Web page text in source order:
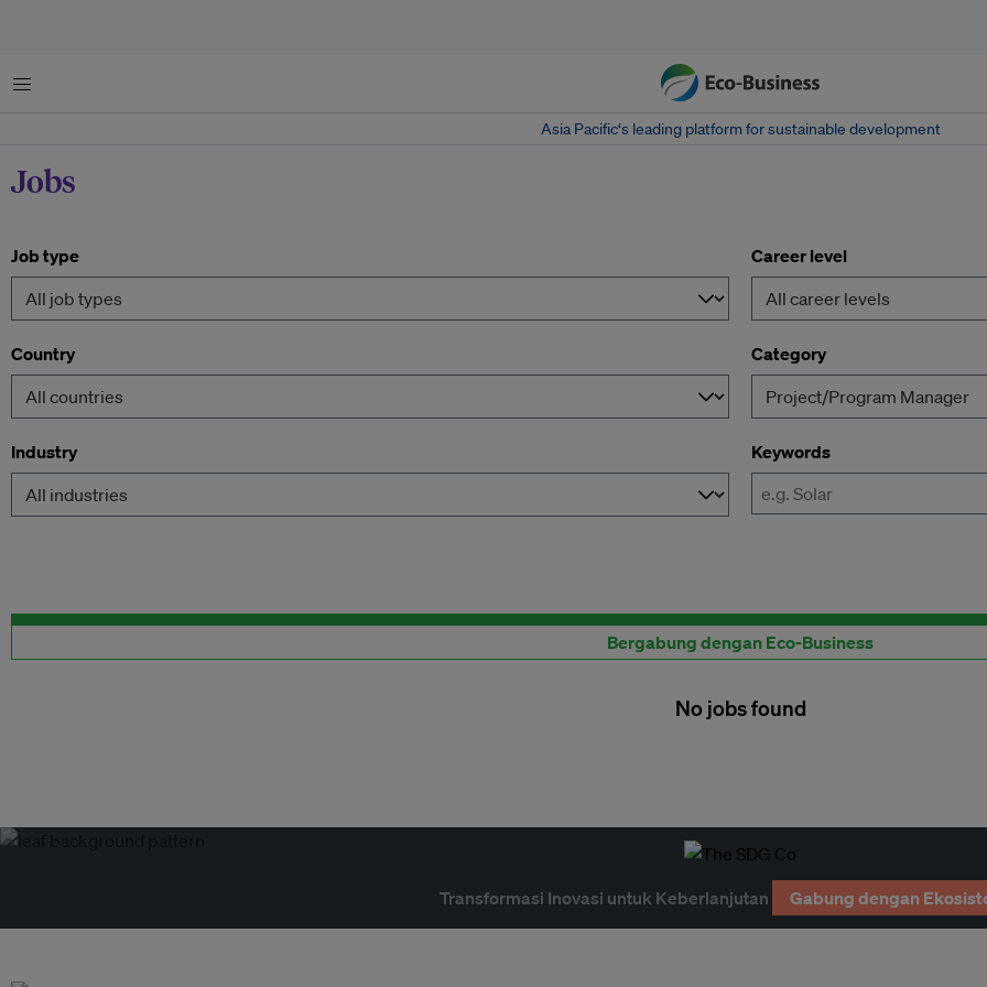
Menu
Asia Pacific‘s leading platform for sustainable development
Jobs
Job type Career level
Country Category
Industry Keywords
Publikasikan lowongan pekerjaan Anda di sini
Bergabung dengan Eco-Business
No jobs found
Transformasi Inovasi untuk Keberlanjutan Gabung dengan